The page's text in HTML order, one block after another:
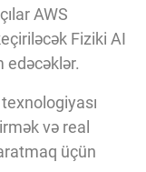
AWS
Fiziki AI
edəcəklər.
və real
üçün